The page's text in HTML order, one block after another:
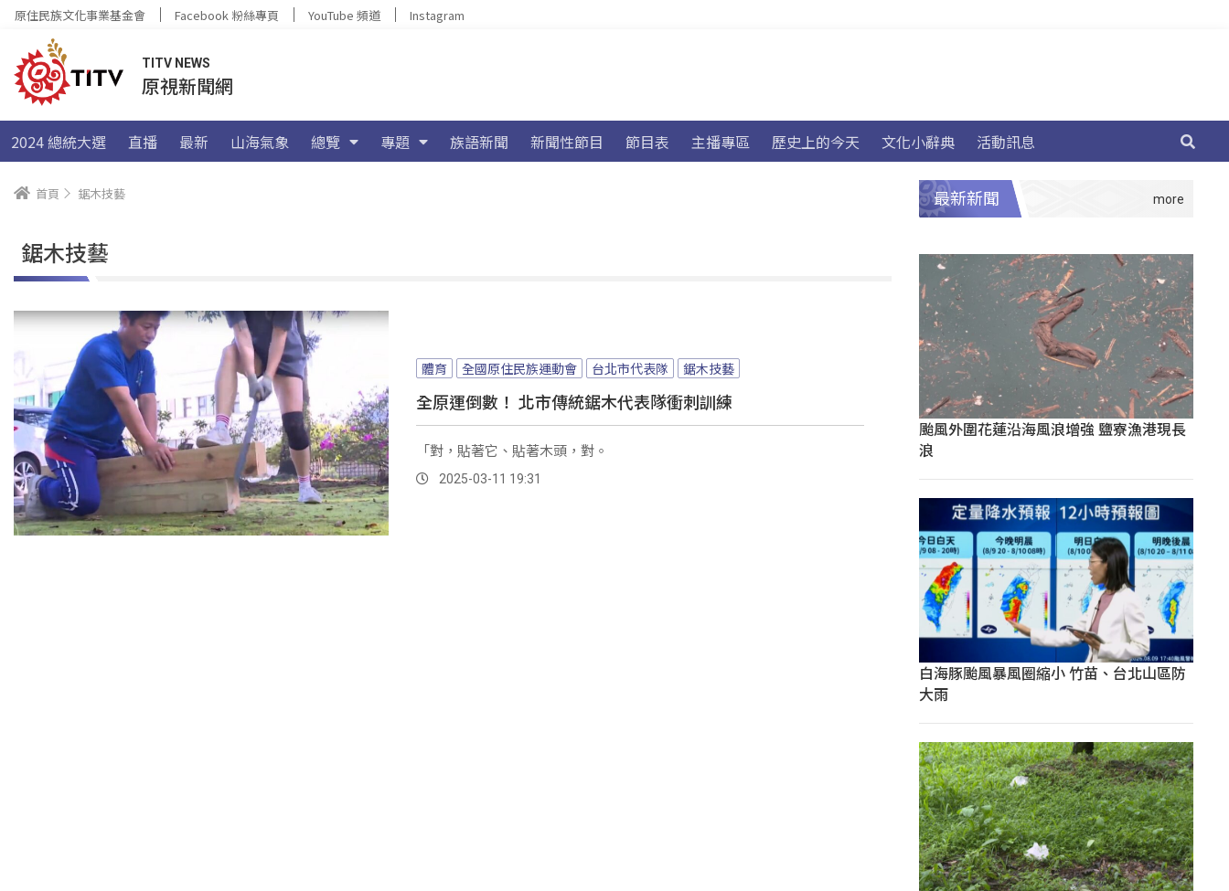
原住民族文化事業基金會 Facebook 粉絲專頁 YouTube 頻道 Instagram
TITV NEWS
原視新聞網
2024 總統大選 直播 最新 山海氣象 總覽 專題 族語新聞 新聞性節目 節目表 主播專區 歷史上的今天 文化小辭典 活動訊息
首頁 鋸木技藝
鋸木技藝
體育 全國原住民族運動會 台北市代表隊 鋸木技藝
全原運倒數！ 北市傳統鋸木代表隊衝刺訓練
「對，貼著它、貼著木頭，對。
2025-03-11 19:31
最新新聞
颱風外圍花蓮沿海風浪增強 鹽寮漁港現長
浪
白海豚颱風暴風圈縮小 竹苗、台北山區防
大雨